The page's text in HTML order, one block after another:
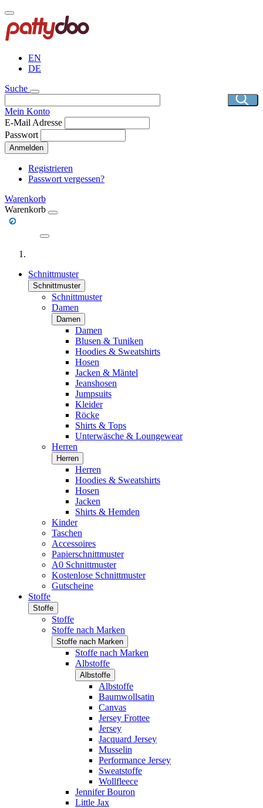
Direkt
zum
Inhalt
EN
DE
Suche
Mein Konto
E-Mail Adresse
Passwort
Anmelden
Registrieren
Passwort vergessen?
Warenkorb
Warenkorb
Schnittmuster
Schnittmuster
Schnittmuster
Damen
Damen
Damen
Blusen & Tuniken
Hoodies & Sweatshirts
Hosen
Jacken & Mäntel
Jeanshosen
Jumpsuits
Kleider
Röcke
Shirts & Tops
Unterwäsche & Loungewear
Herren
Herren
Herren
Hoodies & Sweatshirts
Hosen
Jacken
Shirts & Hemden
Kinder
Taschen
Accessoires
Papierschnittmuster
A0 Schnittmuster
Kostenlose Schnittmuster
Gutscheine
Stoffe
Stoffe
Stoffe
Stoffe nach Marken
Stoffe nach Marken
Stoffe nach Marken
Albstoffe
Albstoffe
Albstoffe
Baumwollsatin
Canvas
Jersey Frottee
Jersey
Jacquard Jersey
Musselin
Performance Jersey
Sweatstoffe
Wollfleece
Jennifer Bouron
Little Jax